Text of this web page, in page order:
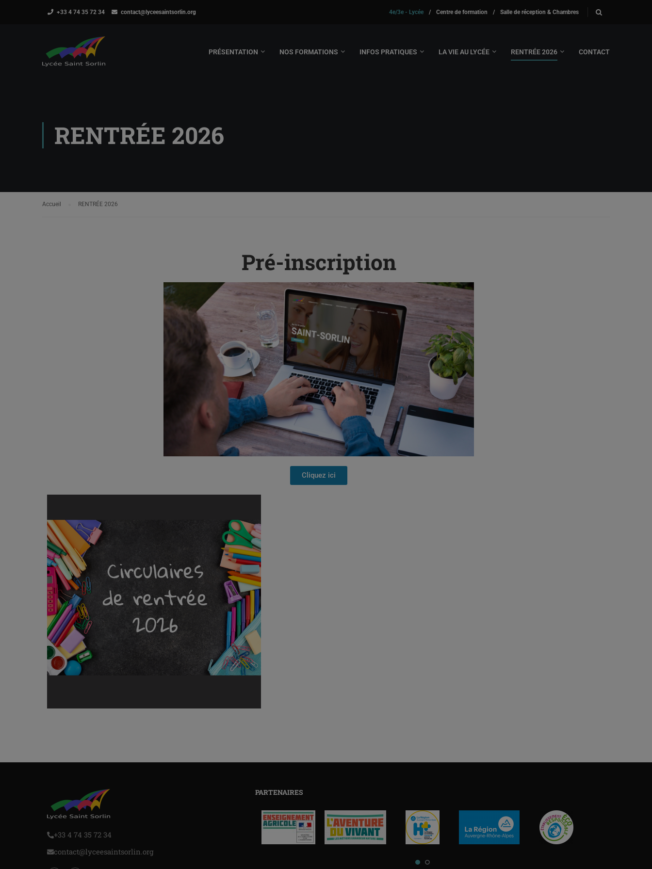
+33 4 74 35 72 34 contact@lyceesaintsorlin.org 4e/3e - Lycée / Centre de formation / Salle de réception & Chambres
PRÉSENTATION NOS FORMATIONS INFOS PRATIQUES LA VIE AU LYCÉE RENTRÉE 2026 CONTACT
RENTRÉE 2026
Accueil RENTRÉE 2026
Pré-inscription
Cliquez ici
+33 4 74 35 72 34
contact@lyceesaintsorlin.org
PARTENAIRES